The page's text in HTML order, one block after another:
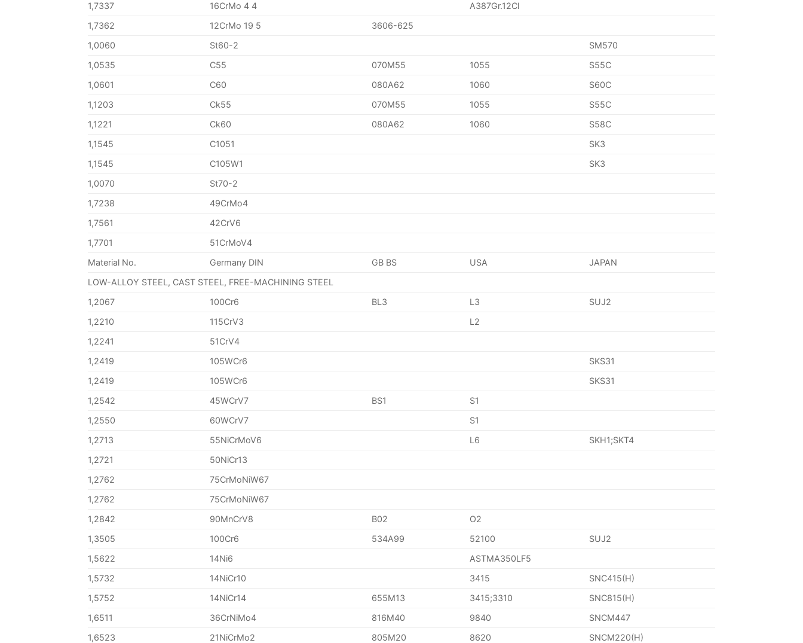
1,7337
16CrMo 4 4
A387Gr.12Cl
1,7362
12CrMo 19 5
3606-625
1,0060
St60-2
SM570
1,0535
C55 070M55 1055
S55C
1,0601
C60 080A62 1060
S60C
1,1203
Ck55 070M55 1055
S55C
1,1221
Ck60 080A62 1060
S58C
1,1545
C1051
SK3
1,1545
C105W1
SK3
1,0070
St70-2
1,7238
49CrMo4
1,7561
42CrV6
1,7701
51CrMoV4
Material No.
Germany DIN GB BS USA
JAPAN
LOW-ALLOY STEEL, CAST STEEL, FREE-MACHINING STEEL
1,2067
100Cr6 BL3 L3
SUJ2
1,2210
115CrV3
L2
1,2241
51CrV4
1,2419
105WCr6
SKS31
1,2419
105WCr6
SKS31
1,2542
45WCrV7 BS1
S1
1,2550
60WCrV7
S1
1,2713
55NiCrMoV6 L6
SKH1;SKT4
1,2721
50NiCr13
1,2762
75CrMoNiW67
1,2762
75CrMoNiW67
1,2842
90MnCrV8 B02
O2
1,3505
100Cr6 534A99 52100
SUJ2
1,5622
14Ni6
ASTMA350LF5
1,5732
14NiCr10 3415
SNC415(H)
1,5752
14NiCr14 655M13 3415;3310
SNC815(H)
1,6511
36CrNiMo4 816M40 9840
SNCM447
1,6523
21NiCrMo2 805M20 8620 SNCM220(H)